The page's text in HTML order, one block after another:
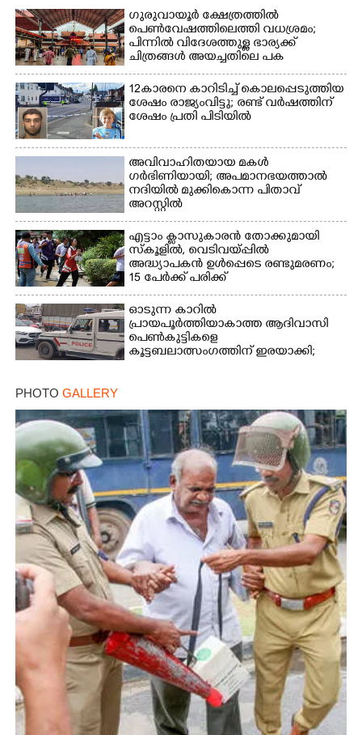
ഗുരുവായൂർ ക്ഷേത്രത്തിൽ
പെൺവേഷത്തിലെത്തി വധശ്രമം;
പിന്നിൽ വിദേശത്തുള്ള ഭാര്യക്ക്
ചിത്രങ്ങൾ അയച്ചതിലെ പക
12കാരനെ കാറിടിച്ച് കൊലപ്പെടുത്തിയ
ശേഷം രാജ്യംവിട്ടു; രണ്ട് വർഷത്തിന്
ശേഷം പ്രതി പിടിയിൽ
അവിവാഹിതയായ മകൾ
ഗർഭിണിയായി; അപമാനഭയത്താൽ
നദിയിൽ മുക്കികൊന്ന പിതാവ്
അറസ്റ്റിൽ
എട്ടാം ക്ളാസുകാരൻ തോക്കുമായി
സ്കൂളിൽ, വെടിവയ്പ്പിൽ
അദ്ധ്യാപകൻ ഉൾപ്പെടെ രണ്ടുമരണം;
15 പേർക്ക് പരിക്ക്
ഓടുന്ന കാറിൽ
പ്രായപൂർത്തിയാകാത്ത ആദിവാസി
പെൺകുട്ടികളെ
കൂട്ടബലാത്സംഗത്തിന് ഇരയാക്കി;
PHOTO GALLERY
×
Share this link